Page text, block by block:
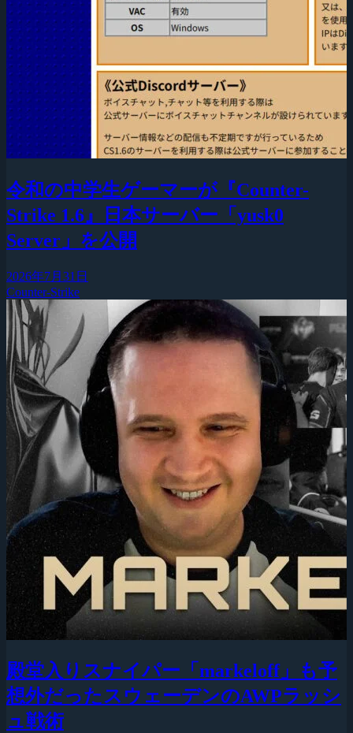
令和の中学生ゲーマーが『Counter-
Strike 1.6』日本サーバー「yusk0
Server」を公開
2026年7月31日
Counter-Strike
殿堂入りスナイパー「markeloff」も予
想外だったスウェーデンのAWPラッシ
ュ戦術